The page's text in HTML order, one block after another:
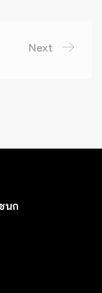
Next
นก